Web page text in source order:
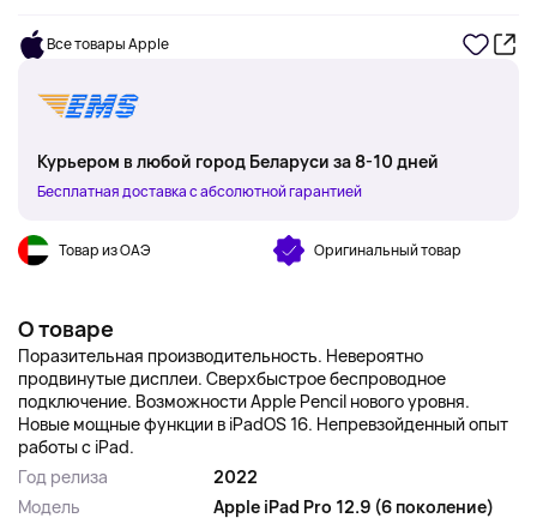
Все товары Apple
Курьером в любой город Беларуси за 8-10 дней
Бесплатная доставка с абсолютной гарантией
Товар из ОАЭ Оригинальный товар
О товаре
Поразительная производительность. Невероятно
продвинутые дисплеи. Сверхбыстрое беспроводное
подключение. Возможности Apple Pencil нового уровня.
Новые мощные функции в iPadOS 16. Непревзойденный опыт
работы с iPad.
Год релиза
2022
Модель
Apple iPad Pro 12.9 (6 поколение)